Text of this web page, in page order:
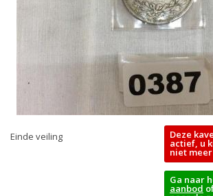
Einde veiling Deze
actief, u
niet
Ga naar
aanbod